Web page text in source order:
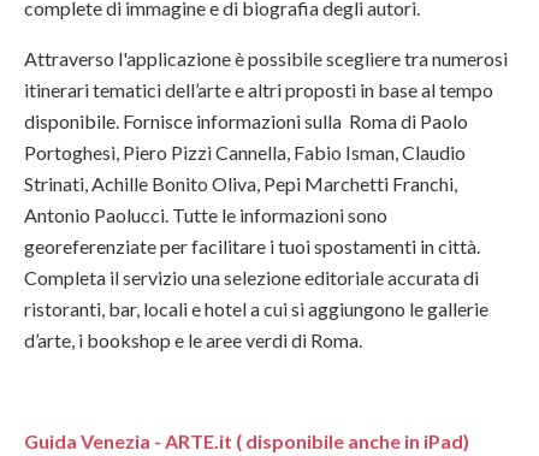
complete di immagine e di biografia degli autori.
Attraverso l'applicazione è possibile scegliere tra numerosi
itinerari tematici dell’arte e altri proposti in base al tempo
disponibile. Fornisce informazioni sulla Roma di Paolo
Portoghesi, Piero Pizzi Cannella, Fabio Isman, Claudio
Strinati, Achille Bonito Oliva, Pepi Marchetti Franchi,
Antonio Paolucci. Tutte le informazioni sono
georeferenziate per facilitare i tuoi spostamenti in città.
Completa il servizio una selezione editoriale accurata di
ristoranti, bar, locali e hotel a cui si aggiungono le gallerie
d’arte, i bookshop e le aree verdi di Roma.
Guida Venezia - ARTE.it ( disponibile anche in iPad)